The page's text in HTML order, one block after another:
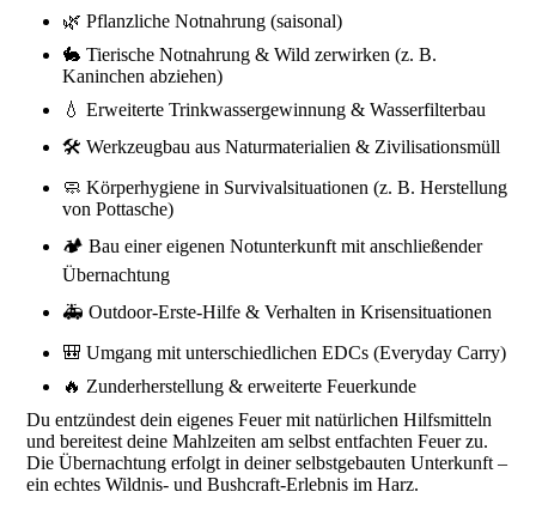
🌿 Pflanzliche Notnahrung (saisonal)
🐇 Tierische Notnahrung & Wild zerwirken (z. B.
Kaninchen abziehen)
💧 Erweiterte Trinkwassergewinnung & Wasserfilterbau
🛠 Werkzeugbau aus Naturmaterialien & Zivilisationsmüll
🧼 Körperhygiene in Survivalsituationen (z. B. Herstellung
von Pottasche)
🏕 Bau einer eigenen Notunterkunft mit anschließender
Übernachtung
🚑 Outdoor-Erste-Hilfe & Verhalten in Krisensituationen
🎒 Umgang mit unterschiedlichen EDCs (Everyday Carry)
🔥 Zunderherstellung & erweiterte Feuerkunde
Du entzündest dein eigenes Feuer mit natürlichen Hilfsmitteln
und bereitest deine Mahlzeiten am selbst entfachten Feuer zu.
Die Übernachtung erfolgt in deiner selbstgebauten Unterkunft –
ein echtes Wildnis- und Bushcraft-Erlebnis im Harz.